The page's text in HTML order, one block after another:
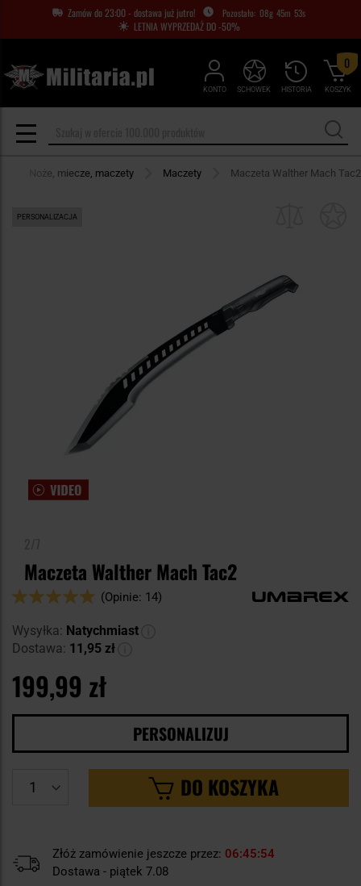
Zamów do 23:00 - dostawa już jutro! 08g 45m 52s
LETNIA WYPRZEDAŻ DO -50%
KONTO HISTORIA
SCHOWEK KOSZYK
0
Noże, miecze, maczety Maczety Maczeta Walther Mach Tac2
PERSONALIZACJA
Maczeta Walther Mach Tac2
Ocena:
(Opinie: 14)
Wysyłka: Natychmiast
Dostawa: 11,95 zł
199,99 zł
PERSONALIZUJ
DO KOSZYKA
Złóż zamówienie jeszcze przez: 06 45 53
Dostawa - piątek 7.08